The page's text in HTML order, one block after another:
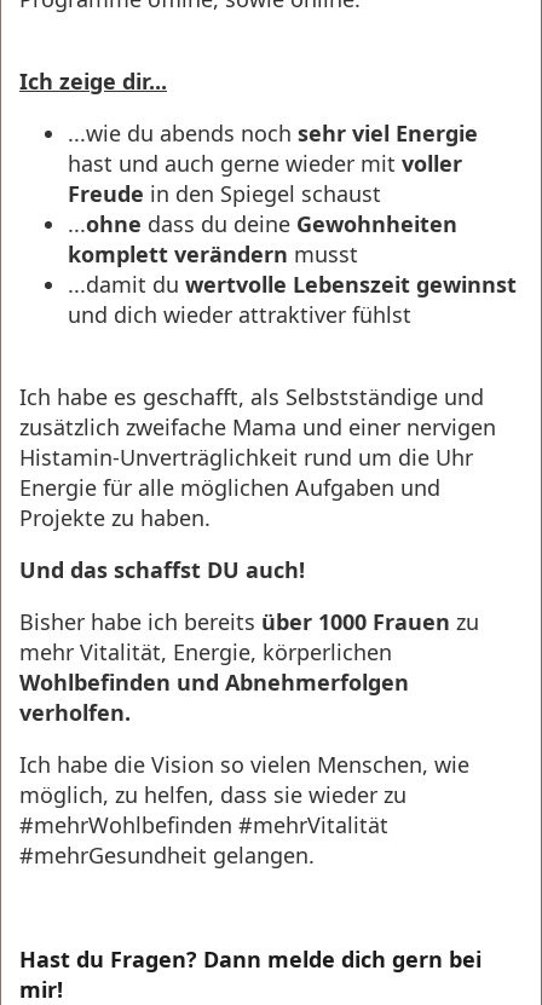
Ich zeige dir...
...wie du abends noch sehr viel Energie
hast und auch gerne wieder mit voller
Freude in den Spiegel schaust
...ohne dass du deine Gewohnheiten
komplett verändern musst
...damit du wertvolle Lebenszeit gewinnst
und dich wieder attraktiver fühlst
Ich habe es geschafft, als Selbstständige und
zusätzlich zweifache Mama und einer nervigen
Histamin-Unverträglichkeit rund um die Uhr
Energie für alle möglichen Aufgaben und
Projekte zu haben.
Und das schaffst DU auch!
Bisher habe ich bereits über 1000 Frauen zu
mehr Vitalität, Energie, körperlichen
Wohlbefinden und Abnehmerfolgen
verholfen.
Ich habe die Vision so vielen Menschen, wie
möglich, zu helfen, dass sie wieder zu
#mehrWohlbefinden #mehrVitalität
#mehrGesundheit gelangen.
Hast du Fragen? Dann melde dich gern bei
mir!